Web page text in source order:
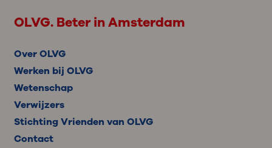
OLVG. Beter in Amsterdam
Over OLVG
Werken bij OLVG
Wetenschap
Verwijzers
Stichting Vrienden van OLVG
Contact